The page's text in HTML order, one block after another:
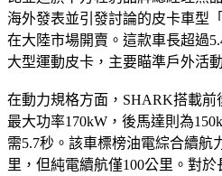
比亞迪旗下方程豹品牌總經理熊
海外發表並引發討論的皮卡車型
在大陸市場開賣。這款車長超過
在動力規格方面，SHARK搭載
最大功率170kW，後馬達則為
需5.7秒。該車標榜油電綜合續航